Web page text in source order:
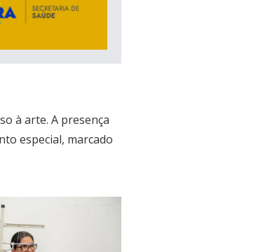
à arte. A presença
especial, marcado